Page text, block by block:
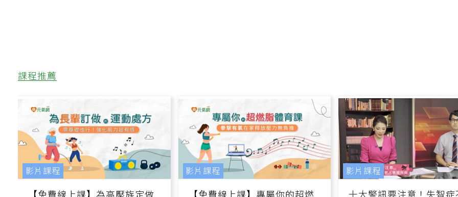
課程推薦
影片課程 影片課程 影片課程